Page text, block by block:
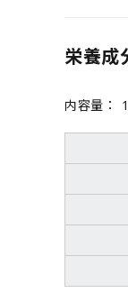
栄養成
内容量：